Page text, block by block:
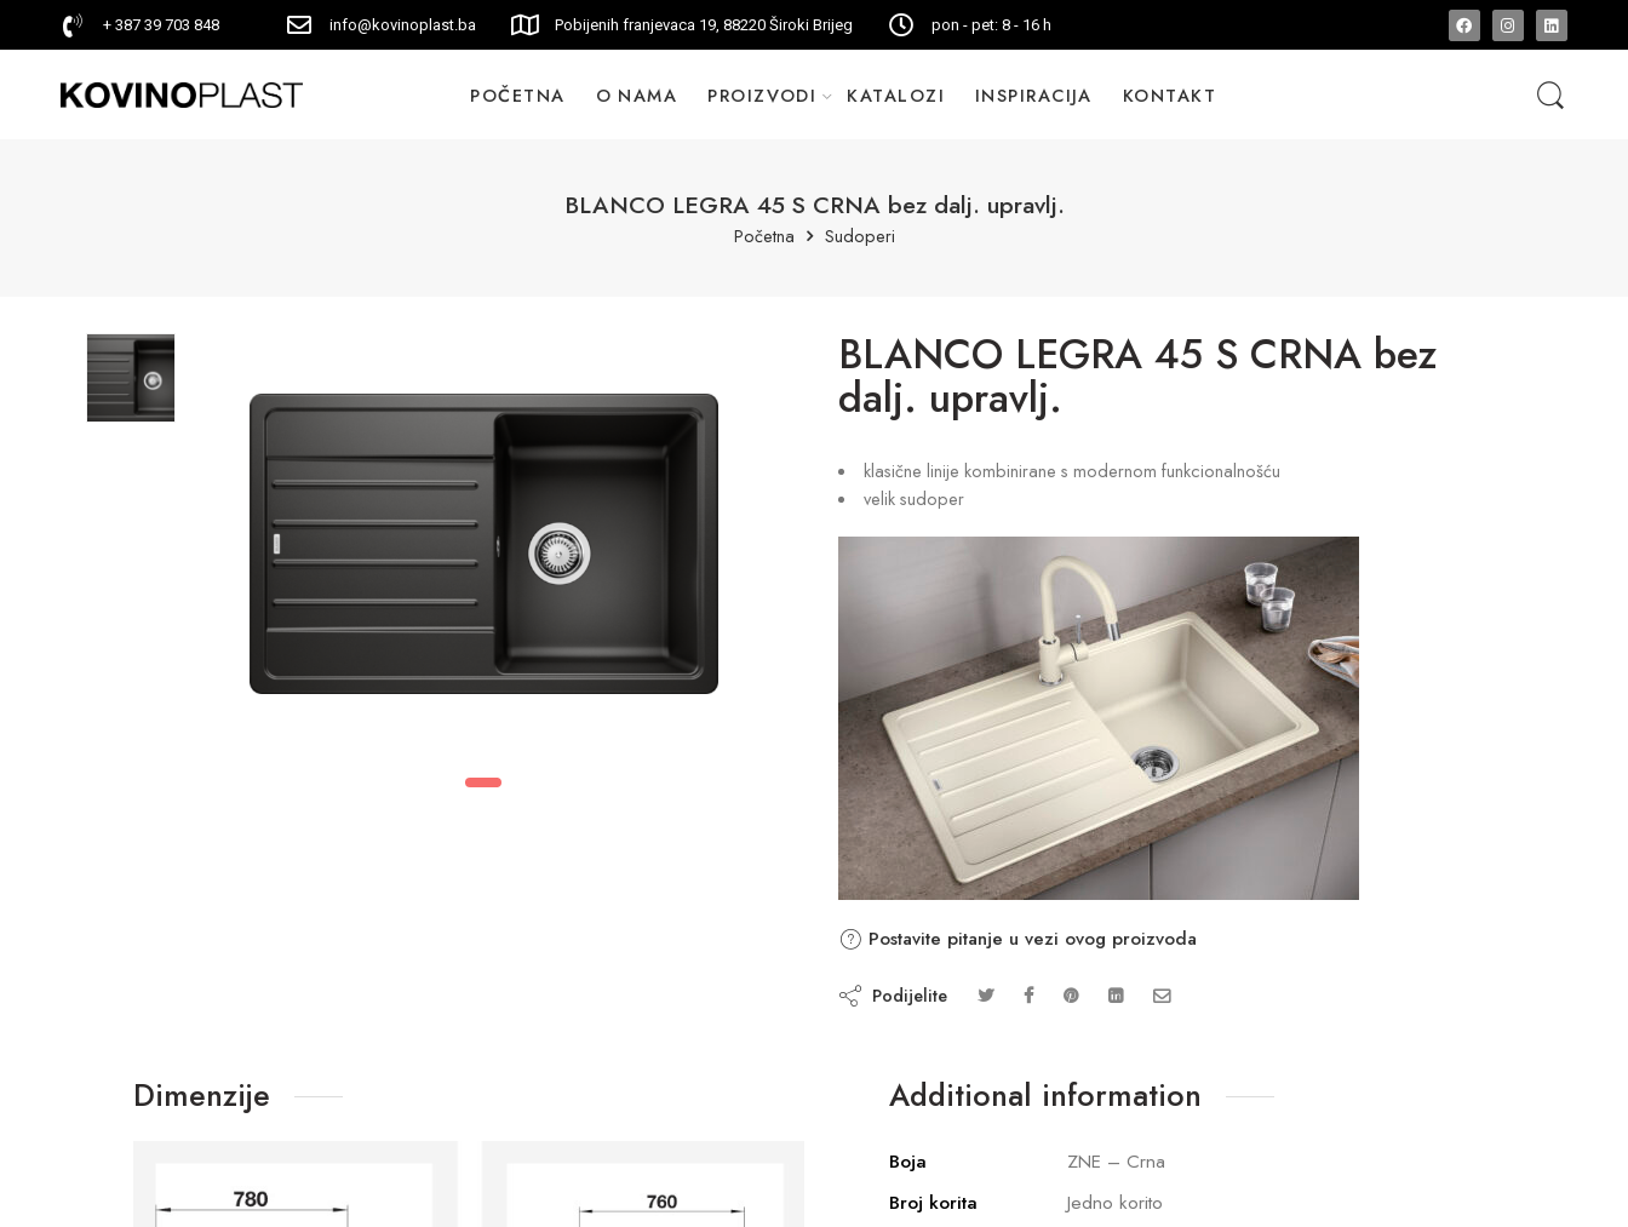
+ 387 39 703 848 info@kovinoplast.ba Pobijenih franjevaca 19, 88220 Široki Brijeg pon - pet: 8 - 16 h
POČETNA O NAMA PROIZVODI KATALOZI INSPIRACIJA KONTAKT
BLANCO LEGRA 45 S CRNA bez dalj. upravlj.
Početna Sudoperi
BLANCO LEGRA 45 S CRNA bez
dalj. upravlj.
klasične linije kombinirane s modernom funkcionalnošću
velik sudoper
Postavite pitanje u vezi ovog proizvoda
Podijelite
Dimenzije Additional information
Boja
ZNE – Crna
Broj korita
Jedno korito